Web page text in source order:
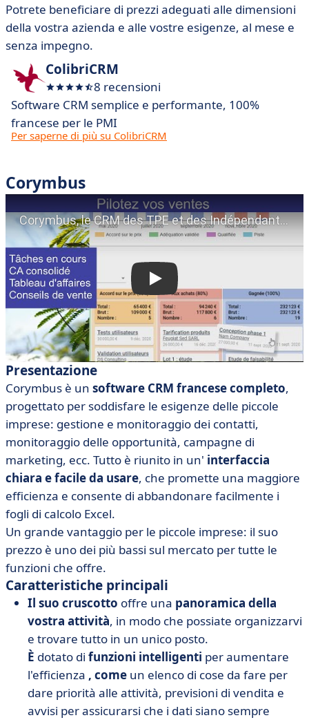
Potrete beneficiare di prezzi adeguati alle dimensioni
della vostra azienda e alle vostre esigenze, al mese e
senza impegno.
ColibriCRM
8 recensioni
Software CRM semplice e performante, 100%
francese per le PMI
Per saperne di più su ColibriCRM
Corymbus
Presentazione
Corymbus è un software CRM francese completo,
progettato per soddisfare le esigenze delle piccole
imprese: gestione e monitoraggio dei contatti,
monitoraggio delle opportunità, campagne di
marketing, ecc. Tutto è riunito in un' interfaccia
chiara e facile da usare, che promette una maggiore
efficienza e consente di abbandonare facilmente i
fogli di calcolo Excel.
Un grande vantaggio per le piccole imprese: il suo
prezzo è uno dei più bassi sul mercato per tutte le
funzioni che offre.
Caratteristiche principali
Il suo cruscotto offre una panoramica della
vostra attività, in modo che possiate organizzarvi
e trovare tutto in un unico posto.
È dotato di funzioni intelligenti per aumentare
l'efficienza , come un elenco di cose da fare per
dare priorità alle attività, previsioni di vendita e
avvisi per assicurarsi che i dati siano sempre